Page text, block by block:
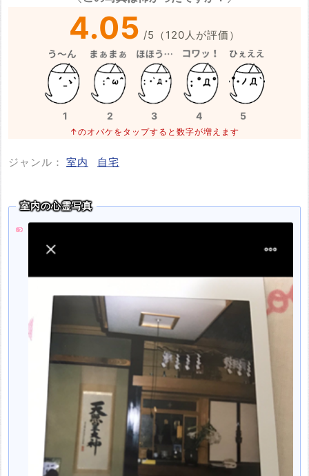
4.05 /5 （ 120 人が評価）
1 2 3 4 5
↑のオバケをタップすると数字が増えます
ジャンル： 室内 自宅
室内の心霊写真